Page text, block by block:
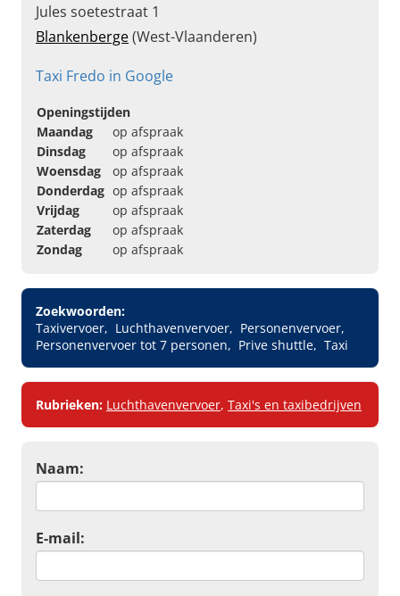
Jules soetestraat 1
Blankenberge(West-Vlaanderen)
Taxi Fredo in Google
Openingstijden
Maandag
op afspraak
Dinsdag
op afspraak
Woensdag
op afspraak
Donderdag op afspraak
Vrijdag
op afspraak
Zaterdag
op afspraak
Zondag
op afspraak
Zoekwoorden:
Taxivervoer
Luchthavenvervoer
Personenvervoer
Personenvervoer tot 7 personen
Prive shuttle Taxi
Rubrieken: Luchthavenvervoer, Taxi's en taxibedrijven
Naam:
E-mail: